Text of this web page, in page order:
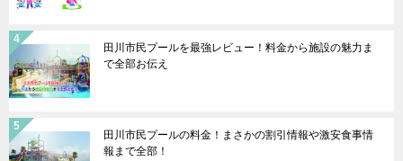
田川市民プールを最強レビュー！料金から施設の魅力ま
で全部お伝え
田川市民プールの料金！まさかの割引情報や激安食事情
報まで全部！